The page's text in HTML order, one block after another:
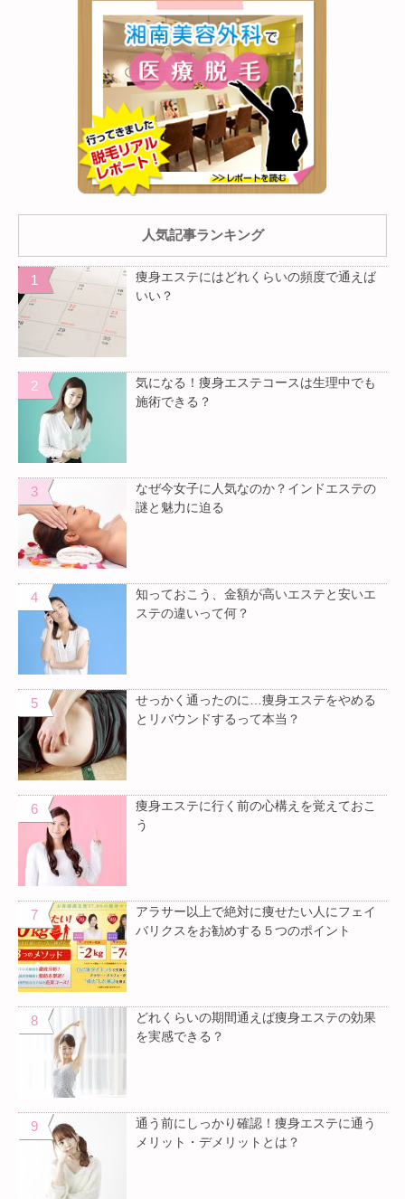
人気記事ランキング
痩身エステにはどれくらいの頻度で通えば
いい？
気になる！痩身エステコースは生理中でも
施術できる？
なぜ今女子に人気なのか？インドエステの
謎と魅力に迫る
知っておこう、金額が高いエステと安いエ
ステの違いって何？
せっかく通ったのに…痩身エステをやめる
とリバウンドするって本当？
痩身エステに行く前の心構えを覚えておこ
う
アラサー以上で絶対に痩せたい人にフェイ
バリクスをお勧めする５つのポイント
どれくらいの期間通えば痩身エステの効果
を実感できる？
通う前にしっかり確認！痩身エステに通う
メリット・デメリットとは？